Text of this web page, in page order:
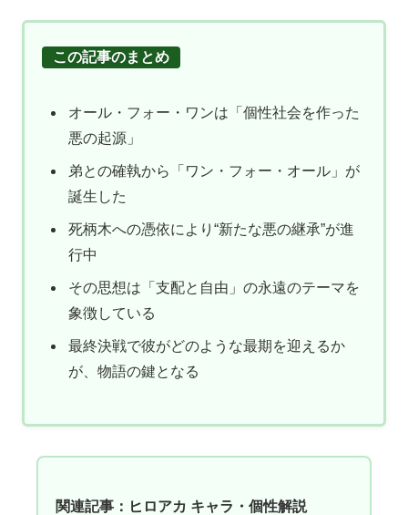
この記事のまとめ
オール・フォー・ワンは「個性社会を作った
悪の起源」
弟との確執から「ワン・フォー・オール」が
誕生した
死柄木への憑依により“新たな悪の継承”が進
行中
その思想は「支配と自由」の永遠のテーマを
象徴している
最終決戦で彼がどのような最期を迎えるか
が、物語の鍵となる
関連記事：ヒロアカ キャラ・個性解説